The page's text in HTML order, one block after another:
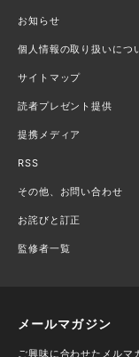
お知らせ
個人情報の取り扱いにつ
サイトマップ
読者プレゼント提供
提携メディア
RSS
その他、お問い合わせ
お詫びと訂正
監修者一覧
メールマガジン
ご興味に合わせたメルマ